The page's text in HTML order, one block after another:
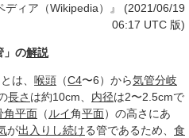
ディア（Wikipedia）』 (2021/06/19
06:17 UTC 版)
」の解説
は、 喉頭 （C4〜6）から気管分岐
長さ は約10cm、 内径は2〜2.5cmで
角平面 （ ルイ角平面）の高さにあ
が出入りし続ける管であるため、 食